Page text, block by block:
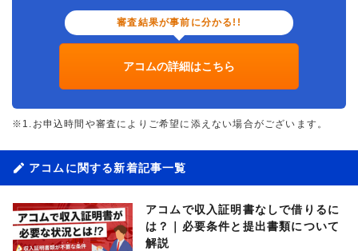
審査結果が事前に分かる!!
アコムの詳細はこちら
※1.お申込時間や審査によりご希望に添えない場合がございます。
アコムに関する新着記事一覧
アコムで収入証明書なしで借りるに
は？｜必要条件と提出書類について
解説